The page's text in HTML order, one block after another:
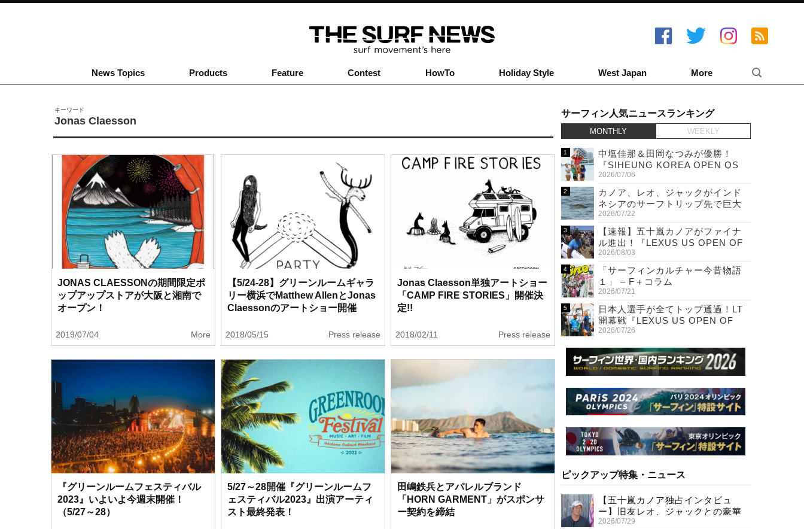
News Topics Products Feature Contest HowTo Holiday Style West Japan More
キーワード
Jonas Claesson
JONAS CLAESSONの期間限定ポ
ップアップストアが大阪と湘南で
オープン！
2019/07/04 More
【5/24-28】グリーンルームギャラ
リー横浜でMatthew AllenとJonas
Claessonのアートショー開催
2018/05/15 Press release
Jonas Claesson単独アートショー
「CAMP FIRE STORIES」開催決
定!!
2018/02/11 Press release
『グリーンルームフェスティバル
2023』いよいよ今週末開催！
（5/27～28）
5/27～28開催『グリーンルームフ
ェスティバル2023』出演アーティ
スト最終発表！
田嶋鉄兵とアパレルブランド
「HORN GARMENT」がスポンサ
ー契約を締結
サーフィン人気ニュースランキング
MONTHLY WEEKLY
中塩佳那＆田岡なつみが優勝！
『SIHEUNG KOREA OPEN QS
6,000 & LQS』
2026/07/06
カノア、レオ、ジャックがインド
ネシアのサーフトリップ先で巨大
ワニと遭遇！
2026/07/22
【速報】五十嵐カノアがファイナ
ル進出！『LEXUS US OPEN OF
SURFING』
2026/08/03
「サーフィンカルチャー今昔物語
１」 – F＋コラム
2026/07/21
日本人選手が全てトップ通過！LT
開幕戦『LEXUS US OPEN OF
SURFING』初日
2026/07/26
ピックアップ特集・ニュース
【五十嵐カノア独占インタビュ
ー】旧友レオ、ジャックとの豪華
プライベートセッション
2026/07/29